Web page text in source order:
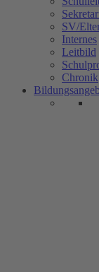
SV/
Internes
Leitbild
Chronik